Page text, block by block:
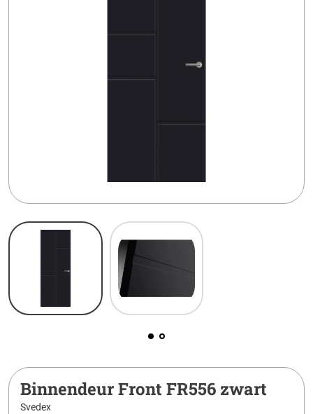
Binnendeur Front FR556 zwart
Svedex